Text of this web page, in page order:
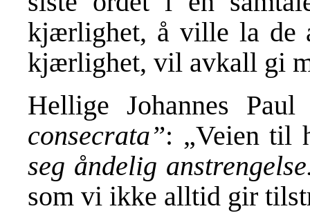
kjærlighet, å ville la de
kjærlighet, vil avkall gi
Hellige Johannes
consecrata”: „Veien til
seg åndelig
som vi ikke alltid gir